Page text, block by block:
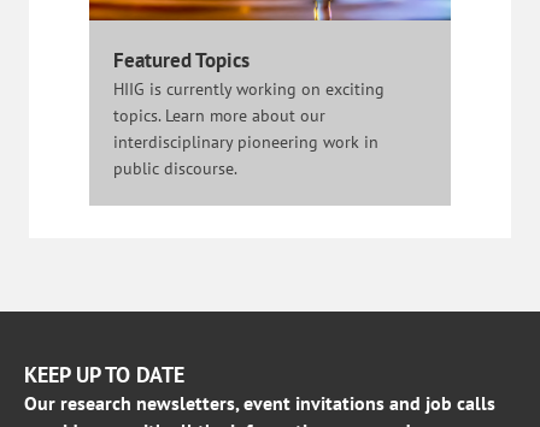
Featured Topics
HIIG is currently working on exciting
topics. Learn more about our
interdisciplinary pioneering work in
public discourse.
KEEP UP TO DATE
Our research newsletters, event invitations and job calls